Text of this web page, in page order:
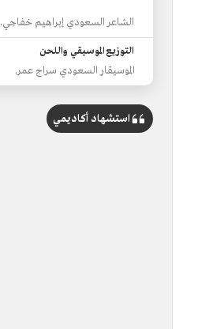
الشاعر السعودي إبراهيم خفاجي.
التوزيع الموسيقي واللحن
الموسيقار السعودي سراج عمر.
استشهاد أكاديمي